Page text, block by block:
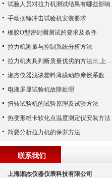
试验人员对拉力机测试结果有哪些影响
手动摆锤冲击试验机安装要求
橡胶O型密封圈测试的要求及条件
拉力机测量与控制系统分析方法
拉力机夹具判断质量优劣的方法出,上海湘杰
湘杰仪器浅谈塑料薄膜动静摩擦系数的检测方案
电液屏显试验机故障处理
扭转试验机的试验原理及试验方法
热变形维卡软化点温度测定仪安装方法
简要分析拉力机的保养方法
联系我们
上海湘杰仪器仪表科技有限公司